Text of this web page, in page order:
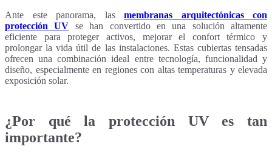
Ante este panorama, las membranas arquitectónicas con
protección UV se han convertido en una solución altamente
eficiente para proteger activos, mejorar el confort térmico y
prolongar la vida útil de las instalaciones. Estas cubiertas tensadas
ofrecen una combinación ideal entre tecnología, funcionalidad y
diseño, especialmente en regiones con altas temperaturas y elevada
exposición solar.
¿Por qué la protección UV es tan
importante?